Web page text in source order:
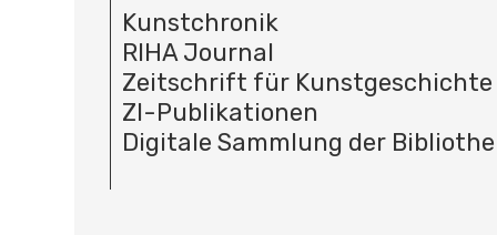
Kunstchronik
RIHA Journal
Zeitschrift für Kunstgeschichte
ZI-Publikationen
Digitale Sammlung der